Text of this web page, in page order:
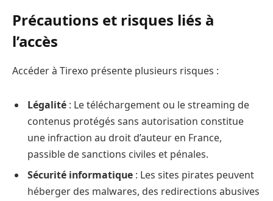
Précautions et risques liés à
l’accès
Accéder à Tirexo présente plusieurs risques :
Légalité : Le téléchargement ou le streaming de
contenus protégés sans autorisation constitue
une infraction au droit d’auteur en France,
passible de sanctions civiles et pénales.
Sécurité informatique : Les sites pirates peuvent
héberger des malwares, des redirections abusives